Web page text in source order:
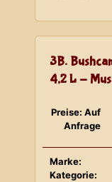
3B.
4,2 L -
Preise: Auf
Anfrage
Marke:
Kategorie: